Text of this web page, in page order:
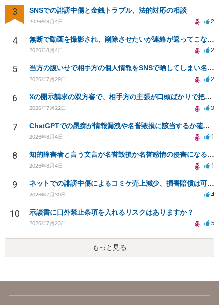
3 SNSでの誹謗中傷と金銭トラブル、法的対応の相談
2026年8月4日 2
4 無断で動画を撮影され、削除させたいが連絡が返ってこない。
2026年8月4日 2
5 当方の腹いせで相手方の個人情報をSNSで晒してしまい名誉毀損させてしまったかもしれない
2026年7月29日 2
6 Xの開示請求の双方審で、相手方の主張が口頭ばかりで把握しきれません
2026年7月22日 3
7 ChatGPTでの愚痴が情報漏洩や名誉毀損に該当するか確認したい
2026年8月4日 1
8 知的障害者と言う文言が名誉毀損か名誉感情の侵害になるか教えてほしい。
2026年8月4日 1
9 ネットでの誹謗中傷によるコミケ売上減少、損害賠償は可能か？
2026年7月30日 4
10 示談書に口外禁止条項を入れるリスクはありますか？
2026年7月23日 5
もっと見る